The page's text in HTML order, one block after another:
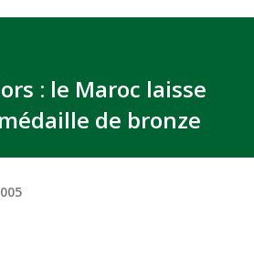
: le Maroc laisse
de bronze